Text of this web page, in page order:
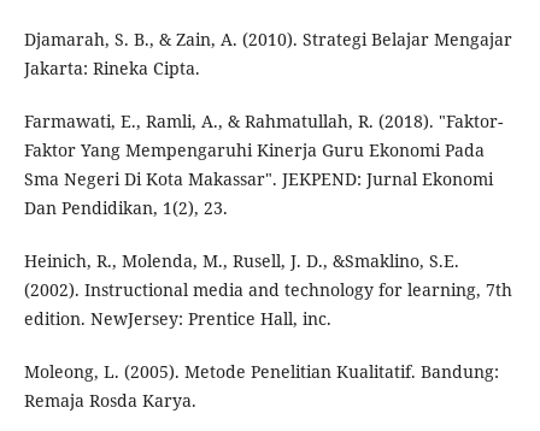
Djamarah, S. B., & Zain, A. (2010). Strategi Belajar Mengajar
Jakarta: Rineka Cipta.
Farmawati, E., Ramli, A., & Rahmatullah, R. (2018). "Faktor-
Faktor Yang Mempengaruhi Kinerja Guru Ekonomi Pada
Sma Negeri Di Kota Makassar". JEKPEND: Jurnal Ekonomi
Dan Pendidikan, 1(2), 23.
Heinich, R., Molenda, M., Rusell, J. D., &Smaklino, S.E.
(2002). Instructional media and technology for learning, 7th
edition. NewJersey: Prentice Hall, inc.
Moleong, L. (2005). Metode Penelitian Kualitatif. Bandung:
Remaja Rosda Karya.